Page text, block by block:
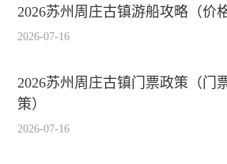
2026苏州周庄古镇游船攻略（价
2026-07-16
2026苏州周庄古镇门票政策（门
策）
2026-07-16